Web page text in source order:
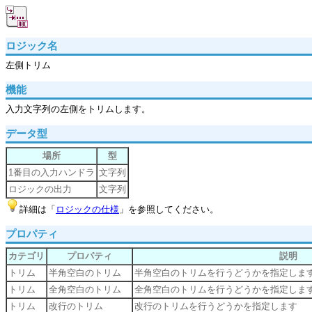
ロジック名
左側トリム
機能
入力文字列の左側をトリムします。
データ型
場所
型
1番目の入力ハンドラ 文字列
ロジックの出力
文字列
詳細は「 ロジックの仕様 」を参照してください。
プロパティ
カテゴリ プロパティ
説明
トリム
半角空白のトリム
半角空白のトリムを行うどうかを指定しま
トリム
全角空白のトリム
全角空白のトリムを行うどうかを指定しま
トリム
改行のトリム 改行のトリムを行うどうかを指定します